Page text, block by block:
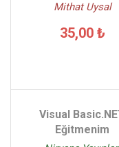
Mithat Uysal
35,00 ₺
Visual
Eğitmenim